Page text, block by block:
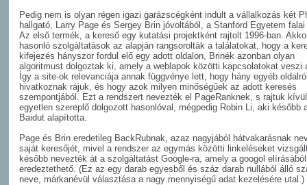
Pedig nem is olyan régen igazi garázscégként indult a vállalkozás két
hallgató, Larry Page és Sergey Brin jóvoltából, a Stanford Egyetem
Az első termék, a kereső egy kutatási projektként rajtolt 1996-ban.
hasonló szolgáltatások az alapján rangsorolták a találatokat, hogy a
kifejezés hányszor fordul elő egy adott oldalon, Brinék azonban olyan
algoritmust dolgoztak ki, amely a weblapok közötti kapcsolatokat veszi
Így a site-ok relevanciája annak függvénye lett, hogy hány egyéb
hivatkoznak rájuk, és hogy azok milyen minőségűek az adott keresés
szempontjából. Ezt a rendszert nevezték el PageRanknek, s rajtuk
egyetlen szereplő dolgozott hasonlóval, mégpedig Robin Li, aki később
Baidut alapította.
Page és Brin eredetileg BackRubnak, azaz nagyjából hátvakarásnak
saját keresőjét, mivel a rendszer az egymás közötti linkeléseket
később nevezték át a szolgáltatást Google-ra, amely a googol elírásából
eredeztethető. (Ez az egy darab egyesből és száz darab nullából álló
neve, márkanévül választása a nagy mennyiségű adat kezelésére utal.)